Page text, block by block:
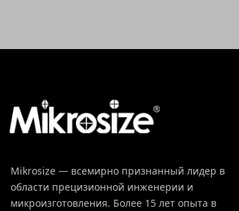
Mikrosize — всемирно признанный лидер в
области прецизионной инженерии и
микроизготовления. Более 15 лет опыта в